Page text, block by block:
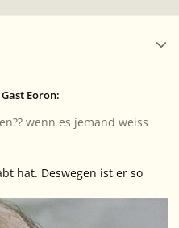
Eoron:
wenn es jemand weiss
hat. Deswegen ist er so